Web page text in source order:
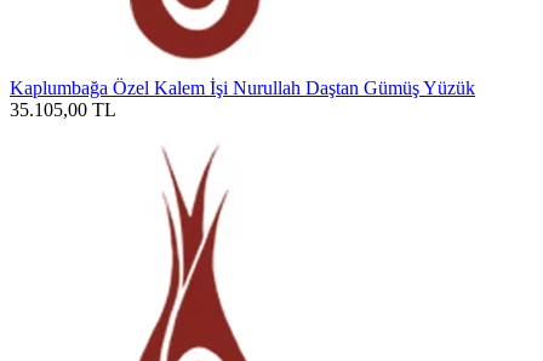
Kaplumbağa Özel Kalem İşi Nurullah Daştan Gümüş Yüzük
35.105,00 TL